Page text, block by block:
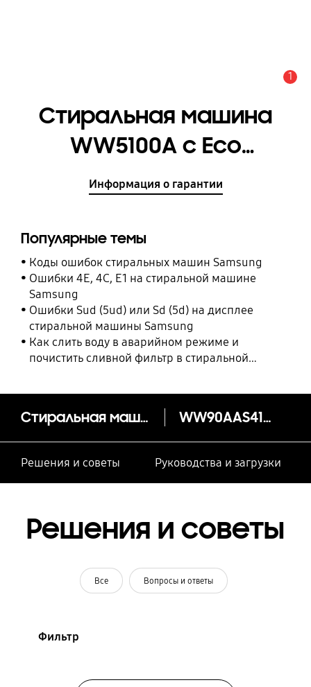
1
Стиральная машина
WW5100A c Eco
Bubble™, 9 кг
Информация о гарантии
Популярные темы
Коды ошибок стиральных машин Samsung
Ошибки 4E, 4C, E1 на стиральной машине
Samsung
Ошибки Sud (5ud) или Sd (5d) на дисплее
стиральной машины Samsung
Как слить воду в аварийном режиме и
почистить сливной фильтр в стиральной
Стиральная машина WW5100A c Eco Bubble™, 9 кг WW90AAS41AE/LP
Решения и советы Руководства и загрузки
Решения и советы
Все Вопросы и ответы
Фильтр